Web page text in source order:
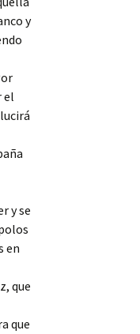
y
el
y se
en
que
que